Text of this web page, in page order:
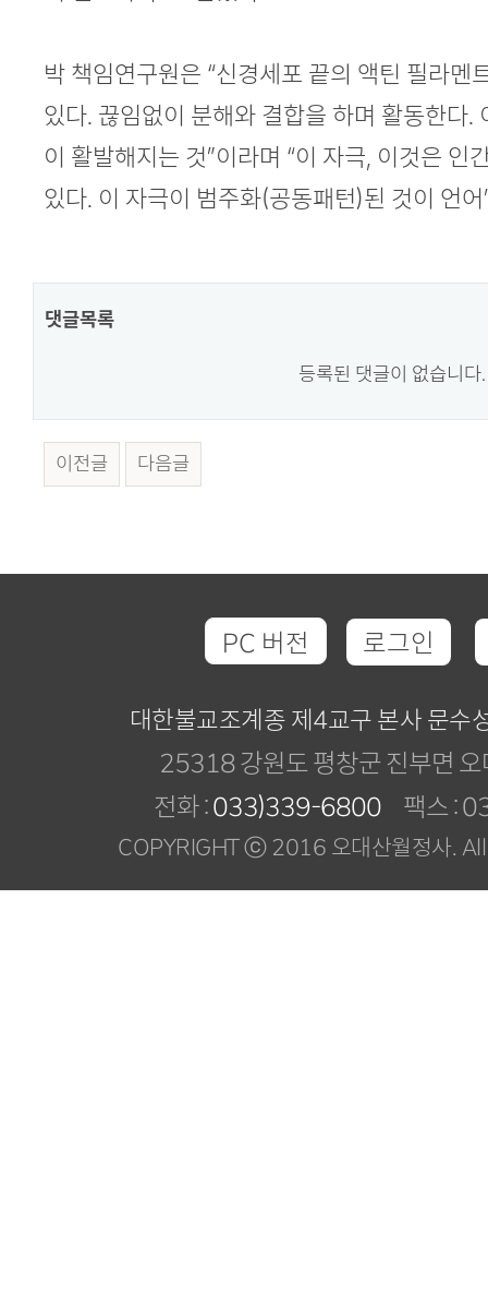
박 책임연구원은 “신경세포 끝의 액틴 필라멘
있다. 끊임없이 분해와 결합을 하며 활동한다.
이 활발해지는 것”이라며 “이 자극, 이것은 인
있다. 이 자극이 범주화(공동패턴)된 것이 언
댓글목록
등록된 댓글이 없습니다.
이전글 다음글
PC 버전 로그인
대한불교조계종 제4교구 본사 문수
25318 강원도 평창군 진부면
전화 :033)339-6800 팩스 :
COPYRIGHT ⓒ 2016 오대산월정사.